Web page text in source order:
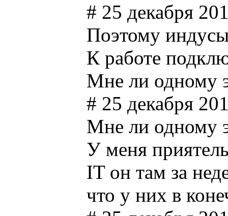
# 25 декабря
Поэтому
К работе
Мне ли одному
# 25 декабря
Мне ли одному
У меня
IT он там за
что у них в